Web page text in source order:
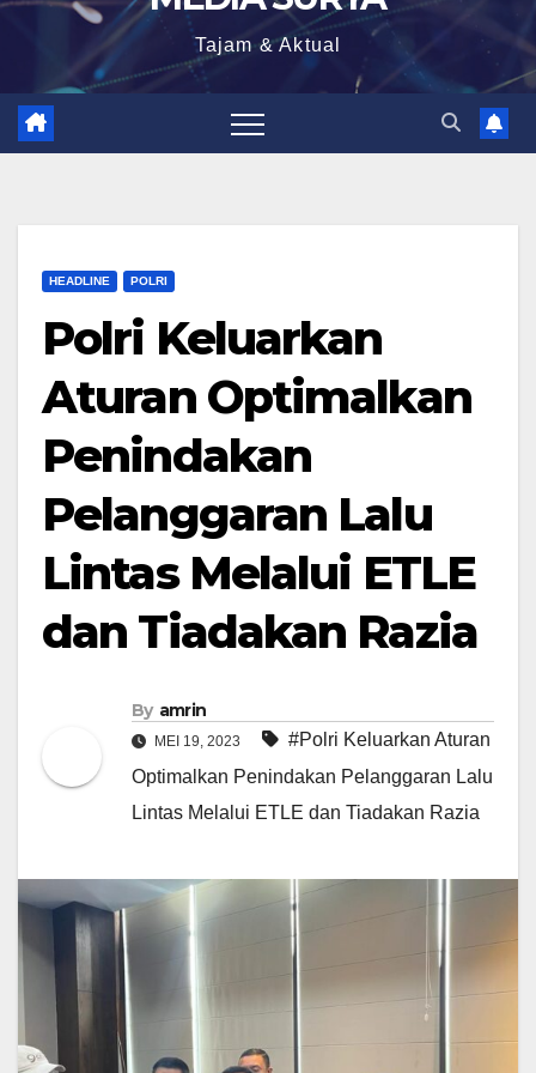
Tajam & Aktual
HEADLINE POLRI
Polri Keluarkan
Aturan Optimalkan
Penindakan
Pelanggaran Lalu
Lintas Melalui ETLE
dan Tiadakan Razia
By amrin
MEI 19, 2023
#Polri Keluarkan Aturan
Optimalkan Penindakan Pelanggaran Lalu
Lintas Melalui ETLE dan Tiadakan Razia